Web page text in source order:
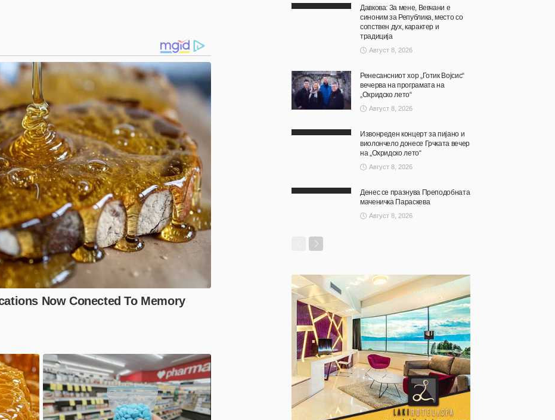
Давкова: За мене, Вевчани е
синоним за Република, место со
сопствен дух, карактер и
традиција
Август 8, 2026
Ренесансниот хор „Готик Војсис“
вечерва на програмата на
„Охридско лето“
Август 8, 2026
Извонреден концерт за пијано и
виолончело донесе Грчката вечер
на „Охридско лето“
Август 8, 2026
Денес се празнува Преподобната
маченичка Параскева
Август 8, 2026